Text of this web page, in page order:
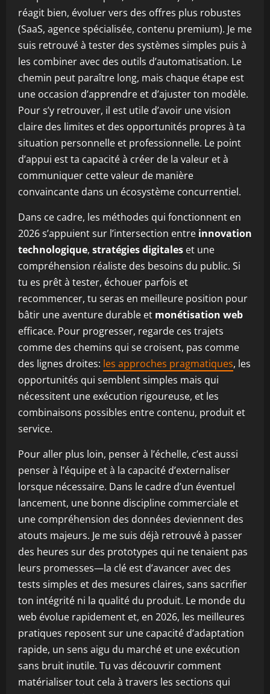
réagit bien, évoluer vers des offres plus robustes
(SaaS, agence spécialisée, contenu premium). Je me
suis retrouvé à tester des systèmes simples puis à
les combiner avec des outils d’automatisation. Le
chemin peut paraître long, mais chaque étape est
une occasion d’apprendre et d’ajuster ton modèle.
Pour s’y retrouver, il est utile d’avoir une vision
claire des limites et des opportunités propres à ta
situation personnelle et professionnelle. Le point
d’appui est ta capacité à créer de la valeur et à
communiquer cette valeur de manière
convaincante dans un écosystème concurrentiel.
Dans ce cadre, les méthodes qui fonctionnent en
2026 s’appuient sur l’intersection entre innovation
technologique, stratégies digitales et une
compréhension réaliste des besoins du public. Si
tu es prêt à tester, échouer parfois et
recommencer, tu seras en meilleure position pour
bâtir une aventure durable et monétisation web
efficace. Pour progresser, regarde ces trajets
comme des chemins qui se croisent, pas comme
des lignes droites: les approches pragmatiques, les
opportunités qui semblent simples mais qui
nécessitent une exécution rigoureuse, et les
combinaisons possibles entre contenu, produit et
service.
Pour aller plus loin, penser à l’échelle, c’est aussi
penser à l’équipe et à la capacité d’externaliser
lorsque nécessaire. Dans le cadre d’un éventuel
lancement, une bonne discipline commerciale et
une compréhension des données deviennent des
atouts majeurs. Je me suis déjà retrouvé à passer
des heures sur des prototypes qui ne tenaient pas
leurs promesses—la clé est d’avancer avec des
tests simples et des mesures claires, sans sacrifier
ton intégrité ni la qualité du produit. Le monde du
web évolue rapidement et, en 2026, les meilleures
pratiques reposent sur une capacité d’adaptation
rapide, un sens aigu du marché et une exécution
sans bruit inutile. Tu vas découvrir comment
matérialiser tout cela à travers les sections qui